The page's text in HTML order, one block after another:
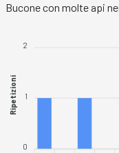
Bucone con molte api
2
1
0
Ripetizioni